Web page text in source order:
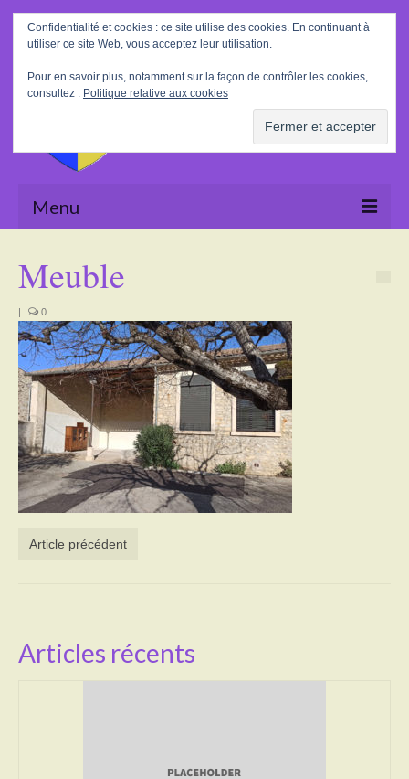
Rechercher
:
Menu
La Mairie
Le village
Tourisme
Actualités
Activités
Poésie
Contact
Heures d’ouverture
Infos utiles
Meuble
| 0
Article précédent
Articles récents
Confidentialité et cookies : ce site utilise des cookies. En continuant à
utiliser ce site Web, vous acceptez leur utilisation.
Pour en savoir plus, notamment sur la façon de contrôler les cookies,
consultez : Politique relative aux cookies